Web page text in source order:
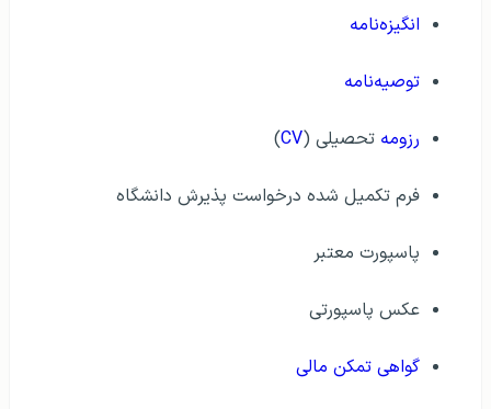
انگیزه‌نامه
توصیه‌نامه
رزومه تحصیلی (CV
)
فرم تکمیل شده درخواست پذیرش دانشگاه
پاسپورت معتبر
عکس پاسپورتی
گواهی تمکن مالی